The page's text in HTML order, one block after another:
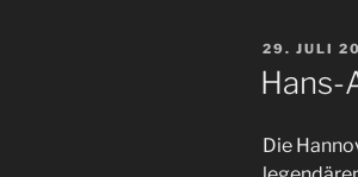
AM
29. JULI
Hans-
Die